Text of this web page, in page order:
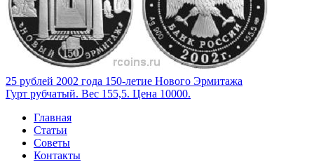
25 рублей 2002 года 150-летие Нового Эрмитажа
Гурт рубчатый. Вес 155,5. Цена 10000.
Главная
Статьи
Советы
Контакты